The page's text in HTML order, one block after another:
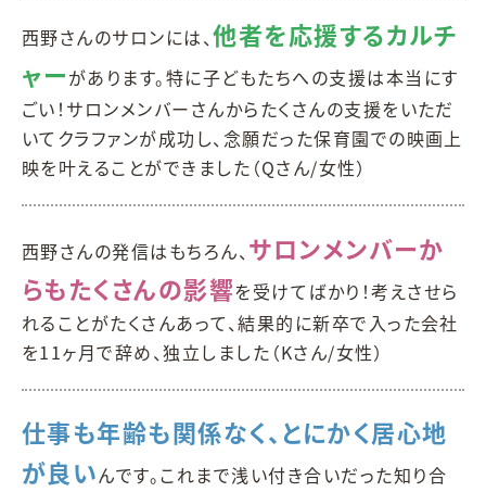
西野さんのサロンには、他者を応援するカルチ
ャーがあります。特に子どもたちへの支援は本当にす
ごい！サロンメンバーさんからたくさんの支援をいただ
いてクラファンが成功し、念願だった保育園での映画上
映を叶えることができました（Qさん/女性）
西野さんの発信はもちろん、 サロンメンバーか
らもたくさんの影響を受けてばかり！考えさせら
れることがたくさんあって、結果的に新卒で入った会社
を11ヶ月で辞め、独立しました（Kさん/女性）
仕事も年齢も関係なく、とにかく居心地
が良いんです。これまで浅い付き合いだった知り合